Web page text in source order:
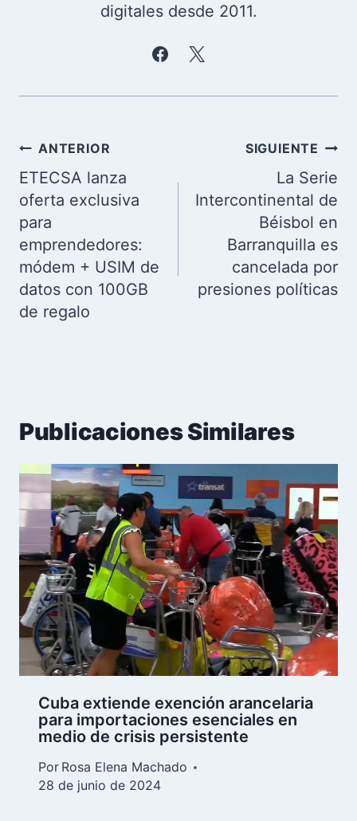
digitales desde 2011.
Navegación
de
entradas
ANTERIOR
ETECSA lanza
oferta exclusiva
para
emprendedores:
módem + USIM de
datos con 100GB
de regalo
SIGUIENTE
La Serie
Intercontinental de
Béisbol en
Barranquilla es
cancelada por
presiones políticas
Publicaciones Similares
Cuba extiende exención arancelaria
para importaciones esenciales en
medio de crisis persistente
Por Rosa Elena Machado
28 de junio de 2024